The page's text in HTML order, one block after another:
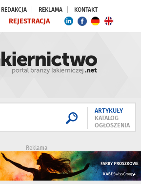
REDAKCJA REKLAMA KONTAKT
REJESTRACJA
ARTYKUŁY
KATALOG
OGŁOSZENIA
Reklama